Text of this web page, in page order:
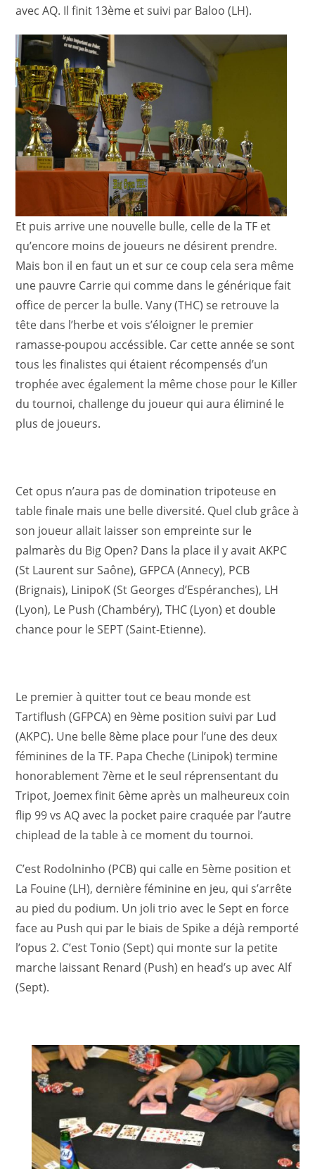
avec AQ. Il finit 13ème et suivi par Baloo (LH).
Et puis arrive une nouvelle bulle, celle de la TF et
qu’encore moins de joueurs ne désirent prendre.
Mais bon il en faut un et sur ce coup cela sera même
une pauvre Carrie qui comme dans le générique fait
office de percer la bulle. Vany (THC) se retrouve la
tête dans l’herbe et vois s’éloigner le premier
ramasse-poupou accéssible. Car cette année se sont
tous les finalistes qui étaient récompensés d’un
trophée avec également la même chose pour le Killer
du tournoi, challenge du joueur qui aura éliminé le
plus de joueurs.
Cet opus n’aura pas de domination tripoteuse en
table finale mais une belle diversité. Quel club grâce à
son joueur allait laisser son empreinte sur le
palmarès du Big Open? Dans la place il y avait AKPC
(St Laurent sur Saône), GFPCA (Annecy), PCB
(Brignais), LinipoK (St Georges d’Espéranches), LH
(Lyon), Le Push (Chambéry), THC (Lyon) et double
chance pour le SEPT (Saint-Etienne).
Le premier à quitter tout ce beau monde est
Tartiflush (GFPCA) en 9ème position suivi par Lud
(AKPC). Une belle 8ème place pour l’une des deux
féminines de la TF. Papa Cheche (Linipok) termine
honorablement 7ème et le seul réprensentant du
Tripot, Joemex finit 6ème après un malheureux coin
flip 99 vs AQ avec la pocket paire craquée par l’autre
chiplead de la table à ce moment du tournoi.
C’est Rodolninho (PCB) qui calle en 5ème position et
La Fouine (LH), dernière féminine en jeu, qui s’arrête
au pied du podium. Un joli trio avec le Sept en force
face au Push qui par le biais de Spike a déjà remporté
l’opus 2. C’est Tonio (Sept) qui monte sur la petite
marche laissant Renard (Push) en head’s up avec Alf
(Sept).